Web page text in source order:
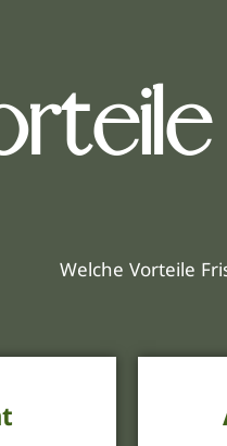
Welche Vorteile